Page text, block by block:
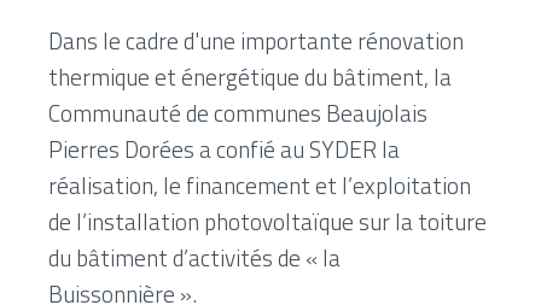
Dans le cadre d'une importante rénovation
thermique et énergétique du bâtiment, la
Communauté de communes Beaujolais
Pierres Dorées a confié au SYDER la
réalisation, le financement et l’exploitation
de l’installation photovoltaïque sur la toiture
du bâtiment d’activités de « la
Buissonnière ».